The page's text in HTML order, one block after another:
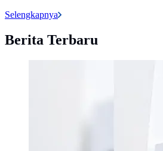
Selengkapnya
Berita Terbaru